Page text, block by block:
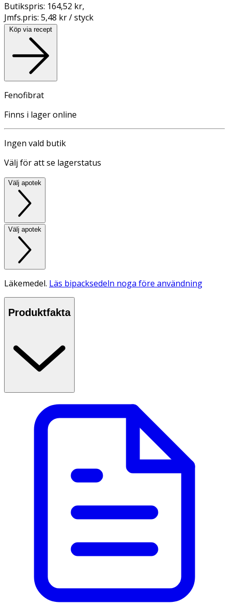
Butikspris: 164,52 kr,
Jmfs.pris: 5,48 kr / styck
Köp via recept
Fenofibrat
Finns i lager online
Ingen vald butik
Välj för att se lagerstatus
Välj apotek
Välj apotek
Läkemedel. Läs bipacksedeln noga före användning
Produktfakta